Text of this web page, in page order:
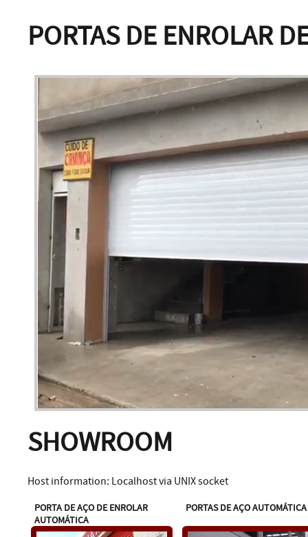
PORTAS DE ENROLAR
SHOWROOM
Host information: Localhost via UNIX socket
PORTA DE AÇO DE ENROLAR
AUTOMÁTICA
PORTAS DE AÇO AUTOMÁTICA